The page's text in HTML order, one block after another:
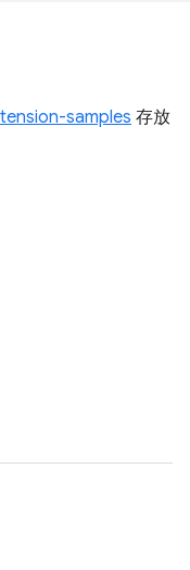
samples 存放